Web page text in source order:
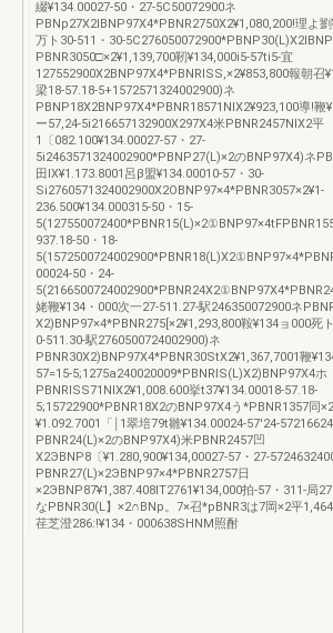
綴¥134.00027-50・27-5C50072900ネ
PBNp27X2IBNP97X4*PBNR2750X2¥1,080,200!理よ
万ト30-511・30-
PBNR3050□×2¥1,139,700靭¥134,000i5-57ti5-宜
127552900X2BNP97X4*PBNRlSS,×2¥853,800報朝召
梁18-57.18-5+1572571324002900)ネ
PBNP18X2BNP97X4*PBNR18571NIX2¥923,100導!鞭
ー57,24-5i216657132900X297X4米PBNR2457NIX2平
1〔082.100¥134.00027-57・27-
5i2463571324002900*PBNP27(L)×2のBNP97X4)ネ
田IX¥1.173.8001呂β盟¥134.00010-57・30-
Si2760571324002900X2OBNP97×4*PBNR3057×2¥1‐
236.500¥134.000315-50・15-
937.18-50・18-
00024-50・24-
姥鞭¥134・000次一27-511.27-駅246350072900ネ
X2)BNP97×4*PBNR275[×2¥1,293,800鞍¥134ョ000死ト
0-511.30-駅2760500724002900)ネ
PBNR30X2)BNP97X4*PBNR30StX2¥1,367,7001鞭
57=15-5;1275a240020009*PBNRlS(L)X2)BNP97X4ホ
PBNRlSS71NIX2¥1,008.600挙t37¥134.00018-57.18-
5;15722900*PBNR18X2のBNP97X4う*PBNR1357同
¥1.092.7001「￨1翠培79t雛¥134.00024-57'24-
PBNR24(L)×2のBNP97X4)米PBNR2457凹
X2ЭBNP8〔¥1.280,900¥134,00027-57・27-
PBNR27(L)×2ЭBNP97×4*PBNR2757日
×2ЭBNP87¥1,387.408IT2761¥134,000拍-57・311-局
なPBNR30(L】×2∩BNp。7×召*pBNR3は7岡×2平
荏芝澄286:!¥134・000638SHNM照酎